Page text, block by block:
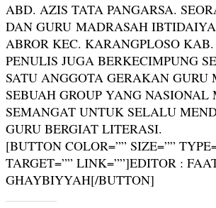
ABD. AZIS TATA PANGARSA.
DAN GURU MADRASAH
ABROR KEC. KARANGPLOSO
PENULIS JUGA BERKECIMPUNG
SATU ANGGOTA GERAKAN GURU
SEBUAH GROUP YANG NASIONAL
SEMANGAT UNTUK SELALU
GURU BERGIAT LITERASI.
[BUTTON COLOR=”” SIZE=””
TARGET=”” LINK=””]EDITOR :
GHAYBIYYAH[/BUTTON]